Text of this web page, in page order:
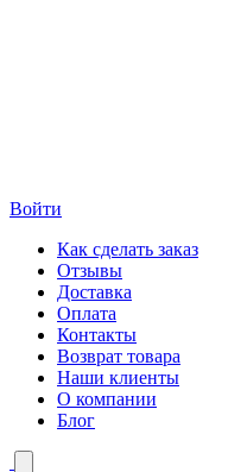
Войти
Как сделать заказ
Отзывы
Доставка
Оплата
Контакты
Возврат товара
Наши клиенты
О компании
Блог